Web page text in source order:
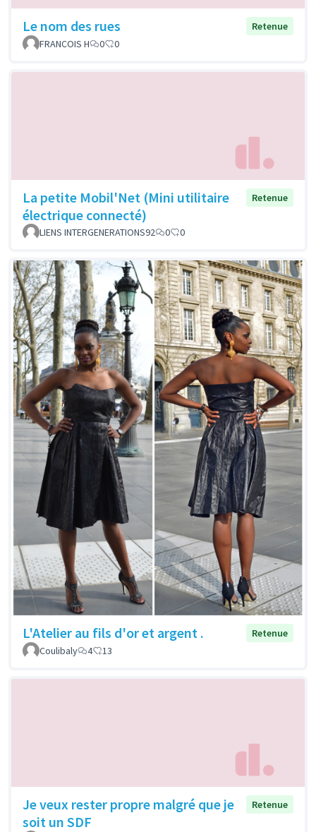
Le nom des rues
Retenue
FRANCOIS H
0 0
La petite Mobil'Net (Mini utilitaire
électrique connecté)
Retenue
LIENS INTERGENERATIONS92 0 0
L'Atelier au fils d'or et argent .
Retenue
Coulibaly
4 13
Je veux rester propre malgré que je
soit un SDF
Retenue